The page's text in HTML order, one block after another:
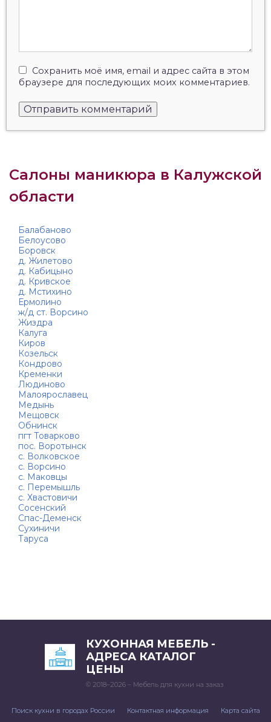
Сохранить моё имя, email и адрес сайта в этом
браузере для последующих моих комментариев.
Салоны маникюра в Калужской
области
Балабаново
Белоусово
Боровск
д. Жилетово
д. Кабицыно
д. Кривское
д. Мстихино
Ермолино
ж/д ст. Ворсино
Жиздра
Калуга
Киров
Козельск
Кондрово
Кременки
Людиново
Малоярославец
Медынь
Мещовск
Обнинск
пгт Товарково
пос. Воротынск
с. Волковское
с. Ворсино
с. Маковцы
с. Перемышль
с. Хвастовичи
Сосенский
Спас-Деменск
Сухиничи
Таруса
КУХОННАЯ МЕБЕЛЬ -
АДРЕСА КАТАЛОГ
ЦЕНЫ
© 2018–2026 – Мебель для кухни на заказ
Поиск кухни в городах России Контактная информация Карта сайта